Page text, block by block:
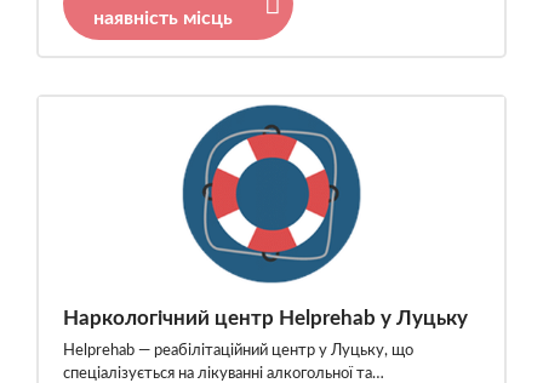
наявність місць
Наркологічний центр Helprehab у Луцьку
Helprehab — реабілітаційний центр у Луцьку, що
спеціалізується на лікуванні алкогольної та…